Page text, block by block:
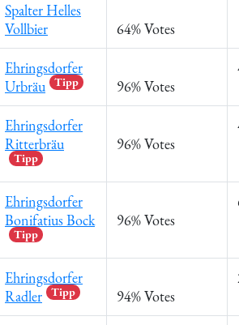
Spalter Helles
Vollbier
64% Votes
Ehringsdorfer
Urbräu
Tipp 96% Votes
Ehringsdorfer
Ritterbräu
Tipp
96% Votes
Ehringsdorfer
Bonifatius Bock
Tipp
96% Votes
Ehringsdorfer
Radler
Tipp 94% Votes